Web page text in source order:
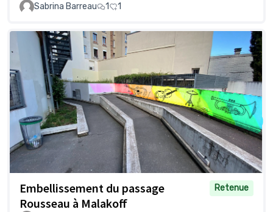
Sabrina Barreau
1 1
Embellissement du passage
Rousseau à Malakoff
Retenue